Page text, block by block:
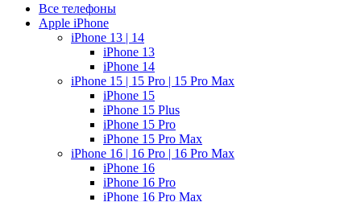
Все телефоны
Apple iPhone
iPhone 13 | 14
iPhone 13
iPhone 14
iPhone 15 | 15 Pro | 15 Pro Max
iPhone 15
iPhone 15 Plus
iPhone 15 Pro
iPhone 15 Pro Max
iPhone 16 | 16 Pro | 16 Pro Max
iPhone 16
iPhone 16 Pro
iPhone 16 Pro Max